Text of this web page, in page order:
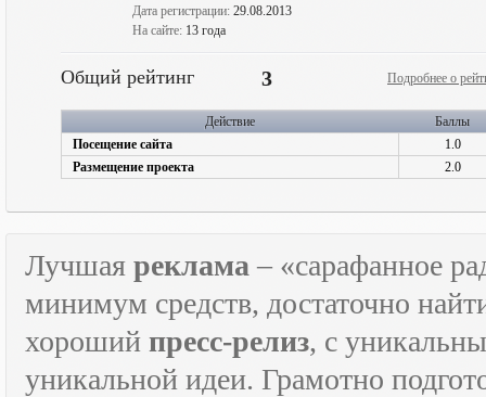
Дата регистрации: 29.08.2013
На сайте: 13 года
Общий рейтинг 3 Подробнее о
Действие
Баллы
Посещение сайта
1.0
Размещение проекта
2.0
Лучшая реклама – «сарафанное
минимум средств, достаточно
хороший пресс-релиз, с
уникальной идеи. Грамотно